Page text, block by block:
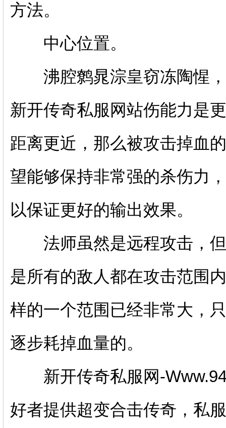
方法。
中心位置。
沸腔鹩晁淙皇窃冻陶惺，
新开传奇私服网站伤能力是
距离更近，那么被攻击掉血
望能够保持非常强的杀伤力
以保证更好的输出效果。
法师虽然是远程攻击，但
是所有的敌人都在攻击范围
样的一个范围已经非常大，
逐步耗掉血量的。
新开传奇私服网-
好者提供超变合击传奇，私